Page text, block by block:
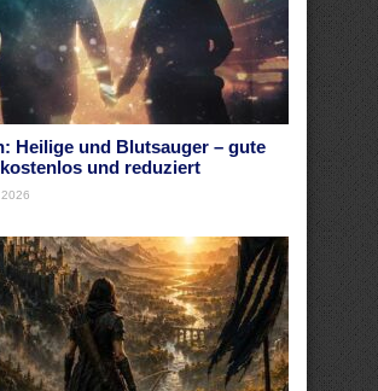
Heilige und Blutsauger – gute
und reduziert